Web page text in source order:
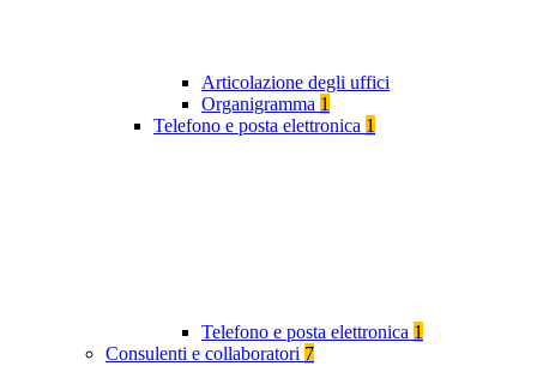
Articolazione degli uffici
Organigramma 1
Telefono e posta elettronica 1
Telefono e posta elettronica 1
Consulenti e collaboratori 7